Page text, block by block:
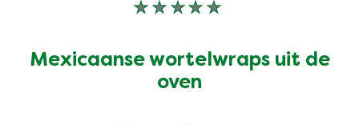
Geen
ingediend
voor
Mexicaanse wortelwraps uit de
oven